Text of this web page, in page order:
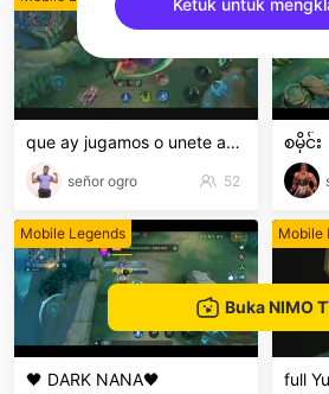
que ay jugamos o unete ami clan
señor ogro 52
စမိုင်း
Mobile Legends
🖤 DARK NANA🖤
Mobile
full
Buka NIMO
Ketuk untuk
sentinelEnd